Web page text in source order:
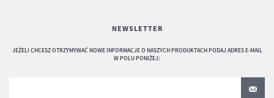
NEWSLETTER
JEŻELI CHCESZ OTRZYMYWAĆ NOWE INFORMACJE O NASZYCH PRODUKTACH PODAJ ADRES E-MAIL
W POLU PONIŻEJ: